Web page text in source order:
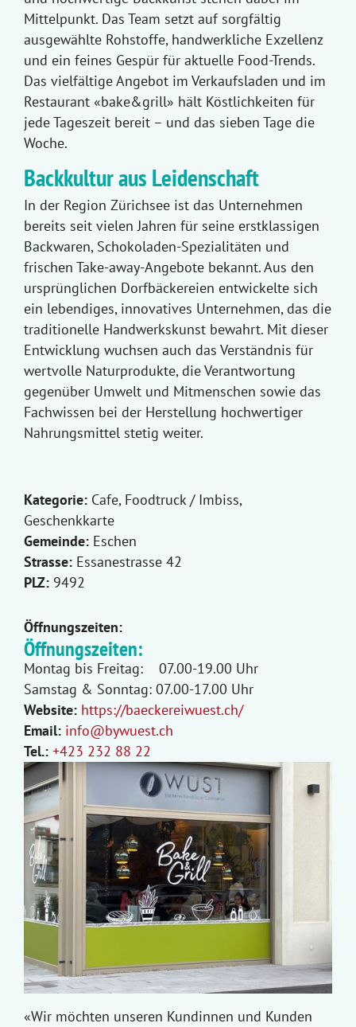
Mittelpunkt. Das Team setzt auf sorgfältig
ausgewählte Rohstoffe, handwerkliche Exzellenz
und ein feines Gespür für aktuelle Food-Trends.
Das vielfältige Angebot im Verkaufsladen und im
Restaurant «bake&grill» hält Köstlichkeiten für
jede Tageszeit bereit – und das sieben Tage die
Woche.
Backkultur aus Leidenschaft
In der Region Zürichsee ist das Unternehmen
bereits seit vielen Jahren für seine erstklassigen
Backwaren, Schokoladen-Spezialitäten und
frischen Take-away-Angebote bekannt. Aus den
ursprünglichen Dorfbäckereien entwickelte sich
ein lebendiges, innovatives Unternehmen, das die
traditionelle Handwerkskunst bewahrt. Mit dieser
Entwicklung wuchsen auch das Verständnis für
wertvolle Naturprodukte, die Verantwortung
gegenüber Umwelt und Mitmenschen sowie das
Fachwissen bei der Herstellung hochwertiger
Nahrungsmittel stetig weiter.
Kategorie: Cafe, Foodtruck / Imbiss,
Geschenkkarte
Gemeinde: Eschen
Strasse: Essanestrasse 42
PLZ: 9492
Öffnungszeiten:
Öffnungszeiten:
Montag bis Freitag: 07.00-19.00 Uhr
Samstag & Sonntag: 07.00-17.00 Uhr
Website: https://baeckereiwuest.ch/
Email: info@bywuest.ch
Tel.: +423 232 88 22
«Wir möchten unseren Kundinnen und Kunden